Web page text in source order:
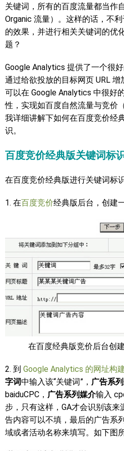
关键词，所有的百度流量都当作
Organic 流量）。这样的话，不
的效果，并进行相关关键词的优
题？
Google Analytics 提供了一个很
通过给欲投放的目标网页 URL
可以在 Google Analytics 中很好
性，实现如百度自然流量与竞价
我详细讲解下如何在百度竞价经
识。
百度竞价经典版关键词标
在百度竞价经典版进行关键词标
1. 在百度竞价经典版后台，创建
在百度经典版竞价后台创
2. 到 Google Analytics 的网址构
字词中输入该“关键词”， 广告系
baiduCPC， 广告系列媒介输入
步，只有这样，GA才会识别该
告内容可以不填，最后的广告系
域或者活动名称来填写。如下图